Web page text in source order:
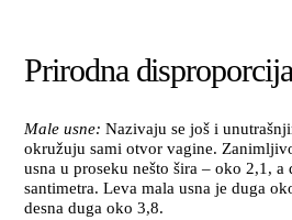
Prirodna
Male usne: Nazivaju se još i
okružuju sami otvor vagine.
usna u proseku nešto šira – oko 2,1, a
santimetra. Leva mala usna je duga
desna duga oko 3,8.